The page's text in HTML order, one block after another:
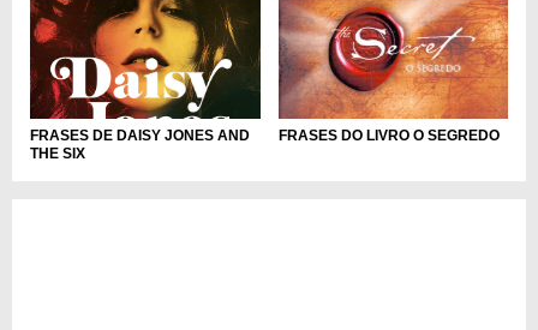
FRASES DE DAISY JONES AND
THE SIX
FRASES DO LIVRO O SEGREDO